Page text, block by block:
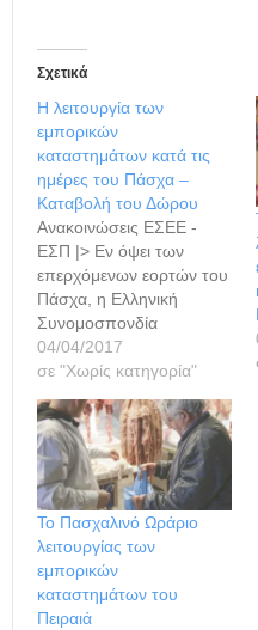
Σχετικά
Η λειτουργία των
εμπορικών
καταστημάτων κατά τις
ημέρες του Πάσχα –
Καταβολή του Δώρου
Ανακοινώσεις ΕΣΕΕ -
ΕΣΠ |> Εν όψει των
επερχόμενων εορτών του
Πάσχα, η Ελληνική
Συνομοσπονδία
Εμπορίου και
Επιχειρηματικότητας
ειδική εγκύκλιο τα μέλη
της για τα λειτουργικά
θέματα των επιχειρήσεων
κατά τις πασχαλινές
ημέρες, σε ό,τι αφορά το
ωράριο, την καταβολή
του Δώρου, την
λειτουργία την Κυριακή
των…
04/04/2017
σε "Χωρίς κατηγορία"
Το Πασχαλινό Ωράριο
λειτουργίας των
εμπορικών
καταστημάτων του
Πειραιά